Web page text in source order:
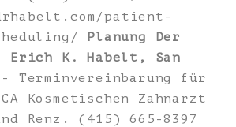
patient-
Planung Der
Erich K. Habelt, San
- Terminvereinbarung für
Kosmetischen Zahnarzt
Renz. (415) 665-8397